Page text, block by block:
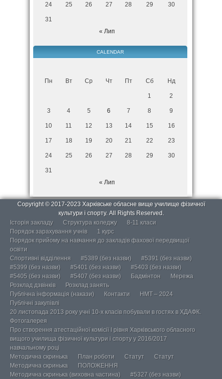
24 25 26 27 28 29 30
31
« Лип
CALENDAR
Пн Вт Ср Чт Пт Сб Нд
1 2
3 4 5 6 7 8 9
10 11 12 13 14 15 16
17 18 19 20 21 22 23
24 25 26 27 28 29 30
31
« Лип
Copyright © 2017-2023 Харківське обласне вище училище фізичної
культури і спорту. All Rights Reserved.
Історія закладу
Структура коледжу
8-11 класи
Порядок зарахування учнів
1 курс
Порядок прийому на навчання до закладів фахової передвищої
освіти
Спортивні відділення
#5389 (без назви)
#5391 (без назви)
#5399 (без назви)
#5401 (без назви)
#5403 (без назви)
#5405 (без назви)
#5407 (без назви) Бадмінтон
Мережа
Розклад дзвінків
Розклад занять
Публічна інформація (накази)
Контакти
НМТ – 2024
Публічні закупівлі
20 листопада 2013 року учні 10-х класів побували в гостях в ХДАФК.
Фотогалерея
Про створення атестаційної комісії І рівня Харківського обласного
вищого училища фізичної культури і спорту у 2016/2017
навчальному році
Методична скринька
План роботи Статут
Статут
Методична скринька
ПОЛОЖЕННЯ
Методична скринька (виховна частина)
#5327 (без назви)